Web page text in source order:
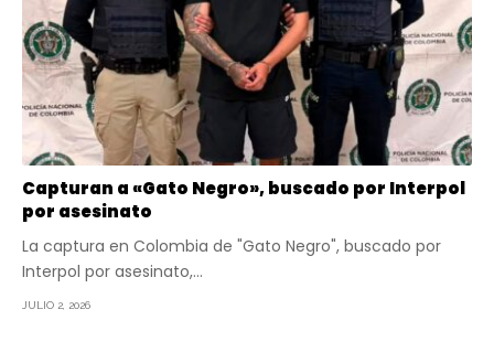
Capturan a «Gato Negro», buscado por Interpol
por asesinato
La captura en Colombia de "Gato Negro", buscado por
Interpol por asesinato,…
JULIO 2, 2026